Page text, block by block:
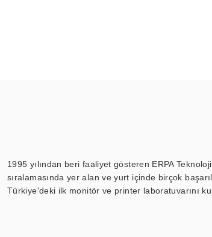
1995 yılından beri faaliyet gösteren ERPA
sıralamasında yer alan ve yurt içinde birçok
Türkiye'deki ilk monitör ve printer laboratuvarını